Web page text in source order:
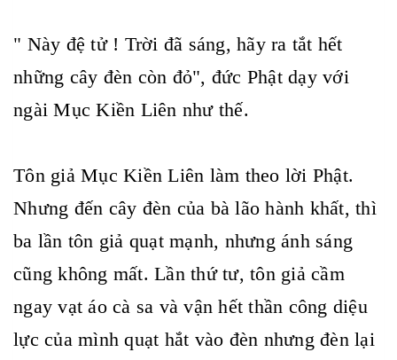
" Này đệ tử ! Trời đã sáng, hãy ra tắt hết
những cây đèn còn đỏ", đức Phật dạy với
ngài Mục Kiền Liên như thế.
Tôn giả Mục Kiền Liên làm theo lời Phật.
Nhưng đến cây đèn của bà lão hành khất, thì
ba lần tôn giả quạt mạnh, nhưng ánh sáng
cũng không mất. Lần thứ tư, tôn giả cầm
ngay vạt áo cà sa và vận hết thần công diệu
lực của mình quạt hắt vào đèn nhưng đèn lại